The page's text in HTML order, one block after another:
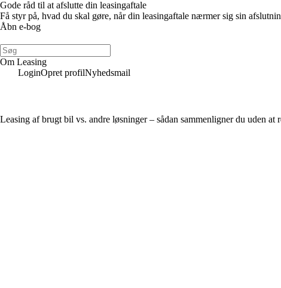
Gode råd til at afslutte din leasingaftale
Få styr på, hvad du skal gøre, når din leasingaftale nærmer sig sin
Åbn e-bog
Om Leasing
LoginOpret profilNyhedsmail
Leasing af brugt bil vs. andre løsninger – sådan sammenligner du uden at